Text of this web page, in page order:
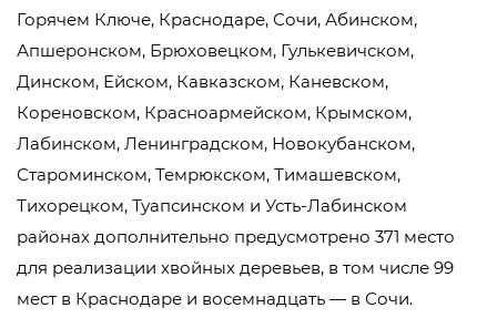
Горячем Ключе, Краснодаре, Сочи, Абинском,
Апшеронском, Брюховецком, Гулькевичском,
Динском, Ейском, Кавказском, Каневском,
Кореновском, Красноармейском, Крымском,
Лабинском, Ленинградском, Новокубанском,
Староминском, Темрюкском, Тимашевском,
Тихорецком, Туапсинском и Усть-Лабинском
районах дополнительно предусмотрено 371 место
для реализации хвойных деревьев, в том числе 99
мест в Краснодаре и восемнадцать — в Сочи.